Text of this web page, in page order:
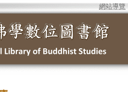
網站導覽